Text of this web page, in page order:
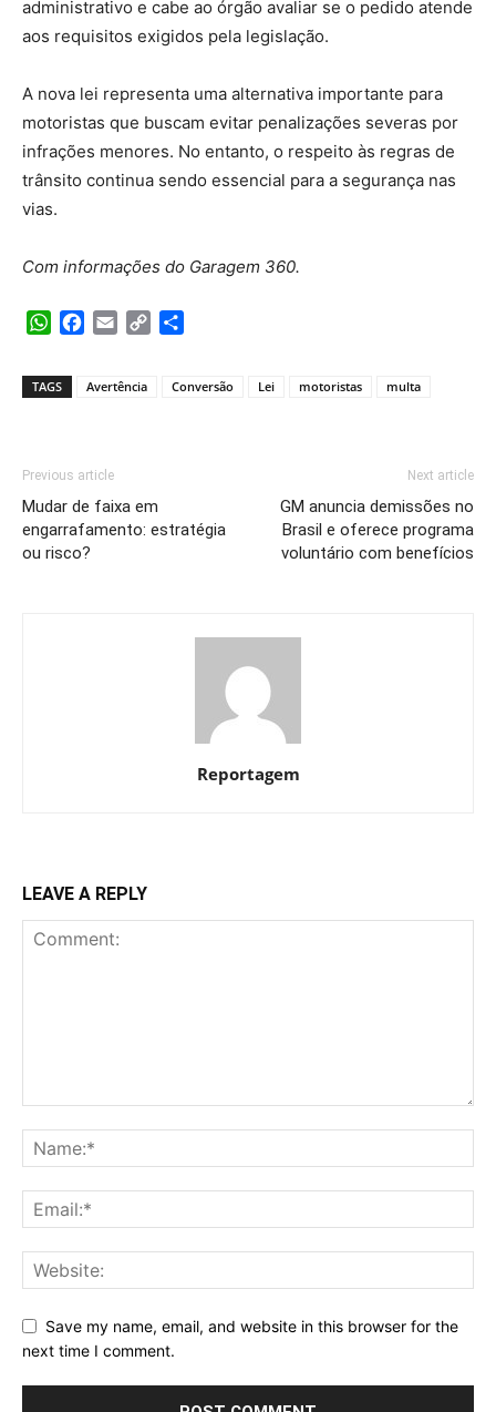
administrativo e cabe ao órgão avaliar se o pedido atende
aos requisitos exigidos pela legislação.
A nova lei representa uma alternativa importante para
motoristas que buscam evitar penalizações severas por
infrações menores. No entanto, o respeito às regras de
trânsito continua sendo essencial para a segurança nas
vias.
Com informações do Garagem 360.
WhatsApp
Facebook
Email Copy
TAGS Avertência Conversão Lei motoristas multa
Previous article
Mudar de faixa em
engarrafamento: estratégia
ou risco?
Next article
GM anuncia demissões no
Brasil e oferece programa
voluntário com benefícios
Reportagem
LEAVE A REPLY
Save my name, email, and website in this browser for the
next time I comment.